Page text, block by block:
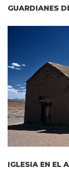
GUARDIANES
IGLESIA EN EL